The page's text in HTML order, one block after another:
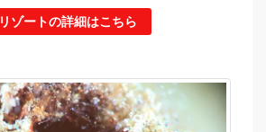
リゾートの詳細はこちら